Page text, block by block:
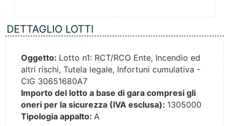
DETTAGLIO LOTTI
Oggetto: Lotto n1: RCT/RCO Ente, Incendio ed
altri rischi, Tutela legale, Infortuni cumulativa -
CIG 30651680A7
Importo del lotto a base di gara compresi gli
oneri per la sicurezza (IVA esclusa): 1305000
Tipologia appalto: A